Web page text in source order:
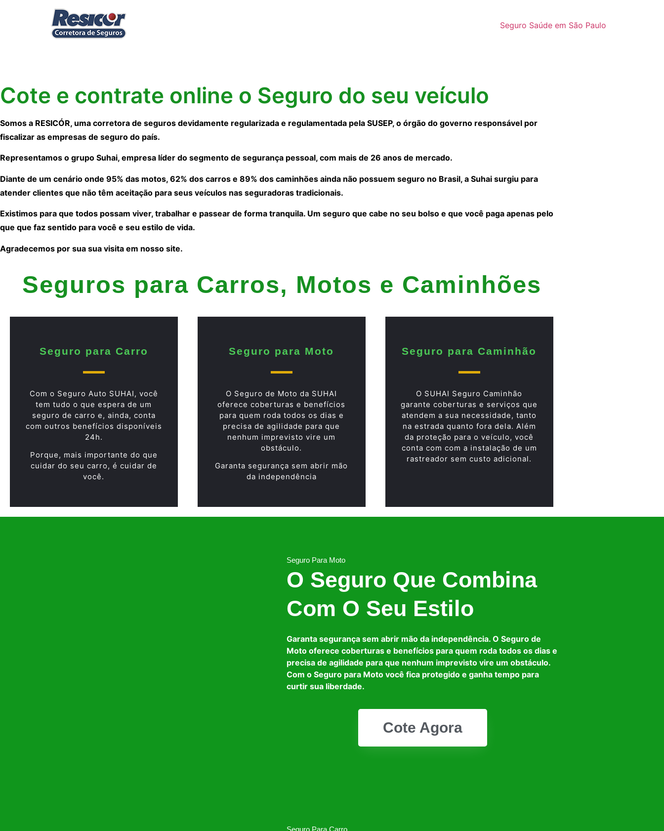
Seguro Saúde em São Paulo
Cote e contrate online o Seguro do seu veículo
Somos a RESICÓR, uma corretora de seguros devidamente regularizada e regulamentada pela SUSEP, o órgão do governo responsável por
fiscalizar as empresas de seguro do país.
Representamos o grupo Suhai, empresa líder do segmento de segurança pessoal, com mais de 26 anos de mercado.
Diante de um cenário onde 95% das motos, 62% dos carros e 89% dos caminhões ainda não possuem seguro no Brasil, a Suhai surgiu para
atender clientes que não têm aceitação para seus veículos nas seguradoras tradicionais.
Existimos para que todos possam viver, trabalhar e passear de forma tranquila. Um seguro que cabe no seu bolso e que você paga apenas pelo
que que faz sentido para você e seu estilo de vida.
Agradecemos por sua sua visita em nosso site.
Seguros para Carros, Motos e Caminhões
Seguro para Carro
Com o Seguro Auto SUHAI, você
tem tudo o que espera de um
seguro de carro e, ainda, conta
com outros benefícios disponíveis
24h.
Porque, mais importante do que
cuidar do seu carro, é cuidar de
você.
Seguro para Moto
O Seguro de Moto da SUHAI
oferece coberturas e benefícios
para quem roda todos os dias e
precisa de agilidade para que
nenhum imprevisto vire um
obstáculo.
Garanta segurança sem abrir mão
da independência
Seguro para Caminhão
O SUHAI Seguro Caminhão
garante coberturas e serviços que
atendem a sua necessidade, tanto
na estrada quanto fora dela. Além
da proteção para o veículo, você
conta com com a instalação de um
rastreador sem custo adicional.
Seguro Para Moto
O Seguro Que Combina
Com O Seu Estilo
Garanta segurança sem abrir mão da independência. O Seguro de
Moto oferece coberturas e benefícios para quem roda todos os dias e
precisa de agilidade para que nenhum imprevisto vire um obstáculo.
Com o Seguro para Moto você fica protegido e ganha tempo para
curtir sua liberdade.
Cote Agora